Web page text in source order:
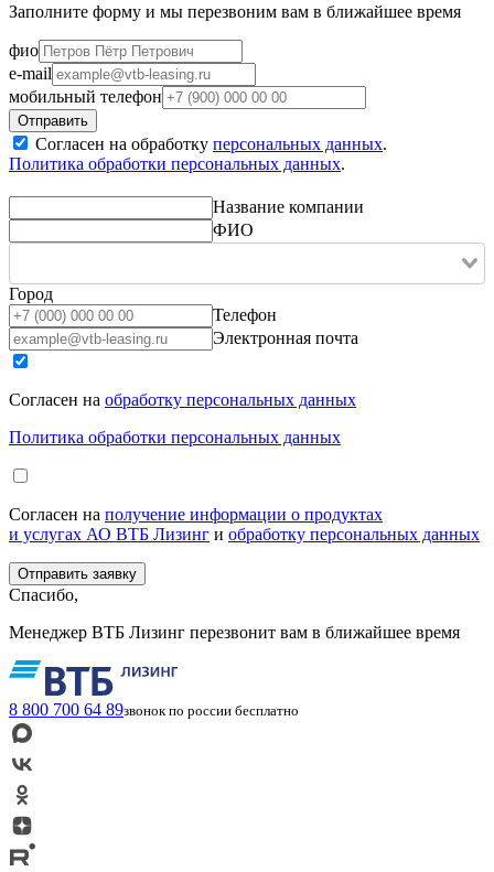
Заполните форму и мы перезвоним вам в ближайшее время
фио
e-mail
мобильный телефон
Согласен на обработку персональных данных.
Политика обработки персональных данных.
Название компании
ФИО
Город
Телефон
Электронная почта
Согласен на обработку персональных данных
Политика обработки персональных данных
Согласен на получение информации о продуктах
и услугах АО ВТБ Лизинг и обработку персональных данных
Спасибо,
Менеджер ВТБ Лизинг перезвонит вам в ближайшее время
8 800 700 64 89звонок по россии бесплатно